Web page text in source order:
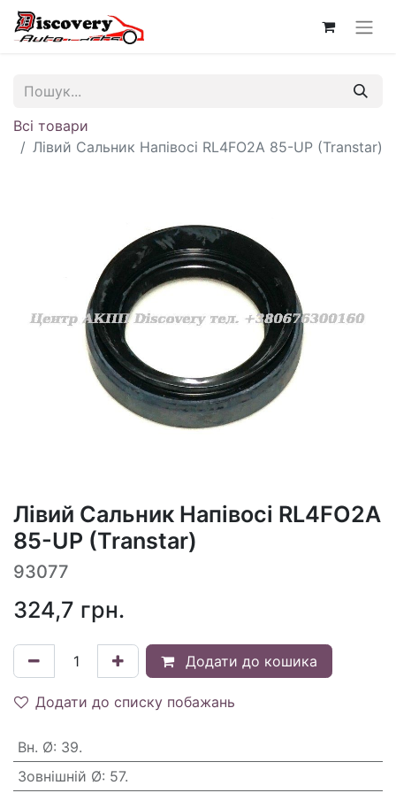
Всі товари
Лівий Сальник Напівосі RL4FO2A 85-UP (Transtar)
Лівий Сальник Напівосі RL4FO2A
85-UP (Transtar)
93077
324,7 грн.
Додати до кошика
Додати до списку побажань
Вн. Ø: 39.
Зовнішній Ø: 57.